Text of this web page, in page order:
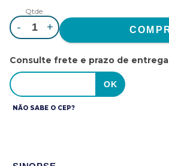
Qtde.
- +
Consulte frete e prazo de entrega
NÃO SABE O CEP?